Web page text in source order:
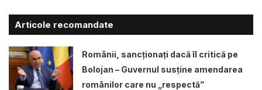
Articole recomandate
Românii, sancționați dacă îl critică pe
Bolojan – Guvernul susține amendarea
românilor care nu „respectă”